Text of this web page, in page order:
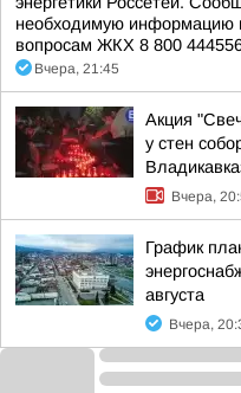
необходимую информацию
вопросам ЖКХ 8 800
Вчера, 21:45
Акция
у стен
Вчера,
График
августа
Вчера,